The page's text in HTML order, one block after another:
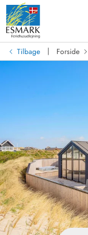
Tilbage | Forside